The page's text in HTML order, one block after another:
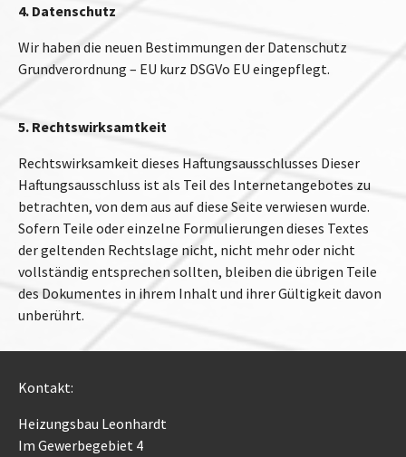
4. Datenschutz
Wir haben die neuen Bestimmungen der Datenschutz
Grundverordnung – EU kurz DSGVo EU eingepflegt.
5. Rechtswirksamtkeit
Rechtswirksamkeit dieses Haftungsausschlusses Dieser
Haftungsausschluss ist als Teil des Internetangebotes zu
betrachten, von dem aus auf diese Seite verwiesen wurde.
Sofern Teile oder einzelne Formulierungen dieses Textes
der geltenden Rechtslage nicht, nicht mehr oder nicht
vollständig entsprechen sollten, bleiben die übrigen Teile
des Dokumentes in ihrem Inhalt und ihrer Gültigkeit davon
unberührt.
Kontakt:
Heizungsbau Leonhardt
Im Gewerbegebiet 4